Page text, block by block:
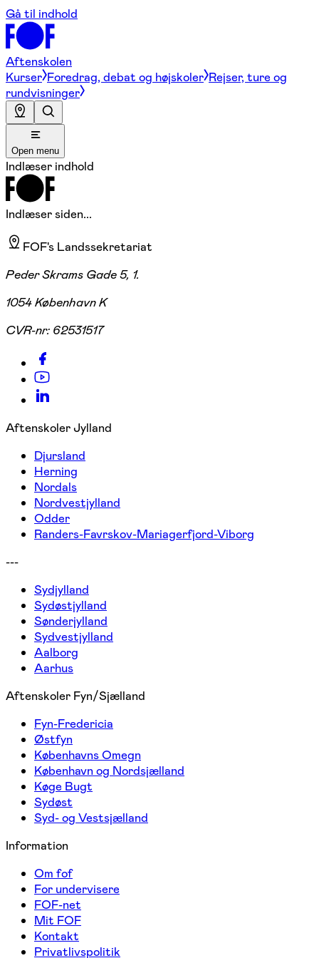
Gå til indhold
Aftenskolen
Kurser Foredrag, debat og højskoler Rejser, ture og
rundvisninger
Open menu
Indlæser indhold
Indlæser siden...
FOF's Landssekretariat
Peder Skrams Gade 5, 1.
1054 København K
CVR-nr: 62531517
Aftenskoler Jylland
Djursland
Herning
Nordals
Nordvestjylland
Odder
Randers-Favrskov-Mariagerfjord-Viborg
---
Sydjylland
Sydøstjylland
Sønderjylland
Sydvestjylland
Aalborg
Aarhus
Aftenskoler Fyn/Sjælland
Fyn-Fredericia
Østfyn
Københavns Omegn
København og Nordsjælland
Køge Bugt
Sydøst
Syd- og Vestsjælland
Information
Om fof
For undervisere
FOF-net
Mit FOF
Kontakt
Privatlivspolitik